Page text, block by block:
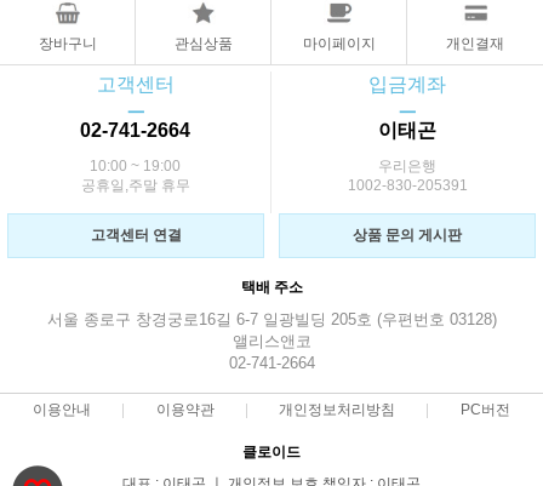
장바구니 관심상품 마이페이지 개인결재
고객센터
ㅡ
02-741-2664
10:00 ~ 19:00
공휴일,주말 휴무
입금계좌
ㅡ
이태곤
우리은행
1002-830-205391
고객센터 연결 상품 문의 게시판
택배 주소
서울 종로구 창경궁로16길 6-7 일광빌딩 205호 (우편번호 03128)
앨리스앤코
02-741-2664
이용안내 이용약관 개인정보처리방침 PC버전
클로이드